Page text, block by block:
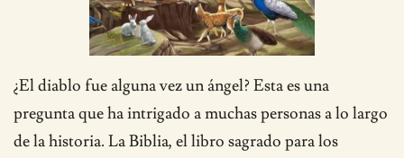
¿El diablo fue alguna vez un ángel? Esta es una
pregunta que ha intrigado a muchas personas a lo largo
de la historia. La Biblia, el libro sagrado para los